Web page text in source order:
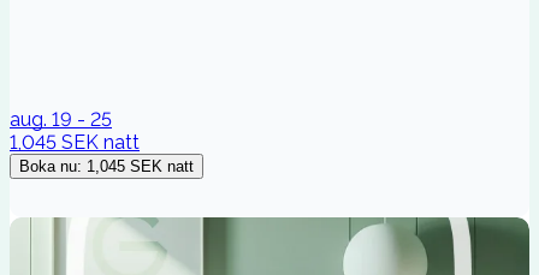
aug. 19 - 25
1,045 SEK natt
Boka nu: 1,045 SEK natt